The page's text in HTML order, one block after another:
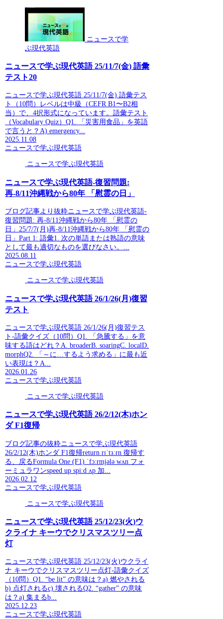
ニュースで学
ぶ現代英語
ニュースで学ぶ現代英語 25/11/7(金) 語彙
テスト20
ニュースで学ぶ現代英語 25/11/7(金) 語彙テス
ト（10問）レベルは中級（CEFR B1〜B2相
当）で、4択形式になっています。語彙テスト
（Vocabulary Quiz）Q1. 「災害用食品」を英語
で言うと？A) emergency...
2025.11.08
ニュースで学ぶ現代英語
ニュースで学ぶ現代英語
ニュースで学ぶ現代英語-復習問題:
再-8/11沖縄戦から80年 「慰霊の日」
ブログ記事より抜粋ニュースで学ぶ現代英語-
復習問題: 再-8/11沖縄戦から80年 「慰霊の
日」25/7/7(月)再-8/11沖縄戦から80年 「慰霊の
日」Part 1: 語彙1. 次の単語または熟語の意味
として最も適切なものを選びなさい。...
2025.08.11
ニュースで学ぶ現代英語
ニュースで学ぶ現代英語
ニュースで学ぶ現代英語 26/1/26(月)復習
テスト
ニュースで学ぶ現代英語 26/1/26(月)復習テス
ト-語彙クイズ（10問）Q1. 「急騰する」を意
味する語はどれ？A. broaderB. soaringC. localD.
morphQ2. 「～に…するよう求める」に最も近
い表現は？A...
2026.01.26
ニュースで学ぶ現代英語
ニュースで学ぶ現代英語
ニュースで学ぶ現代英語 26/2/12(木)ホン
ダ F1復帰
ブログ記事の抜粋ニュースで学ぶ現代英語
26/2/12(木)ホンダ F1復帰return rɪˈtɜːrn 復帰す
る、戻るFormula One (F1) ˈfɔːrmjələ wʌn フォ
ーミュラワンspeed up spiːd ʌp 加...
2026.02.12
ニュースで学ぶ現代英語
ニュースで学ぶ現代英語
ニュースで学ぶ現代英語 25/12/23(火)ウ
クライナ キーウでクリスマスツリー点
灯
ニュースで学ぶ現代英語 25/12/23(火)ウクライ
ナ キーウでクリスマスツリー点灯-語彙クイズ
（10問）Q1. “be lit” の意味は？a) 燃やされる
b) 点灯されるc) 壊されるQ2. “gather” の意味
は？a) 集まるb...
2025.12.23
ニュースで学ぶ現代英語